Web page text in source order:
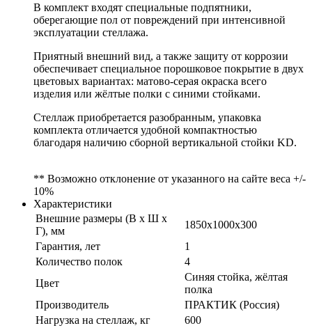
В комплект входят специальные подпятники,
оберегающие пол от повреждений при интенсивной
эксплуатации стеллажа.
Приятный внешний вид, а также защиту от коррозии
обеспечивает специальное порошковое покрытие в двух
цветовых вариантах: матово-серая окраска всего
изделия или жёлтые полки с синими стойками.
Стеллаж приобретается разобранным, упаковка
комплекта отличается удобной компактностью
благодаря наличию сборной вертикальной стойки KD.
** Возможно отклонение от указанного на сайте веса +/-
10%
Характеристики
Внешние размеры (В х Ш х
Г), мм
1850x1000x300
Гарантия, лет
1
Количество полок
4
Цвет
Синяя стойка, жёлтая
полка
Производитель
ПРАКТИК (Россия)
Нагрузка на стеллаж, кг
600